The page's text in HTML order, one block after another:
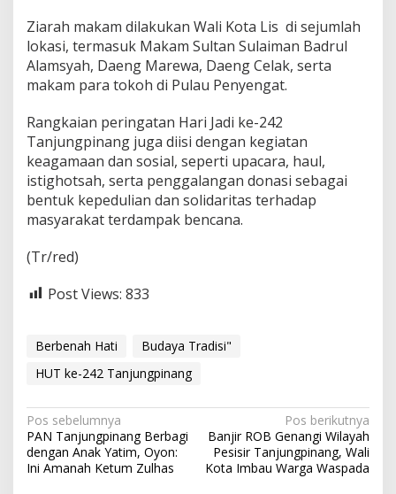
Ziarah makam dilakukan Wali Kota Lis di sejumlah
lokasi, termasuk Makam Sultan Sulaiman Badrul
Alamsyah, Daeng Marewa, Daeng Celak, serta
makam para tokoh di Pulau Penyengat.
Rangkaian peringatan Hari Jadi ke-242
Tanjungpinang juga diisi dengan kegiatan
keagamaan dan sosial, seperti upacara, haul,
istighotsah, serta penggalangan donasi sebagai
bentuk kepedulian dan solidaritas terhadap
masyarakat terdampak bencana.
(Tr/red)
Post Views: 833
Berbenah Hati
Budaya Tradisi"
HUT ke-242 Tanjungpinang
N
a
v
Pos sebelumnya
PAN Tanjungpinang Berbagi
dengan Anak Yatim, Oyon:
Ini Amanah Ketum Zulhas
Pos berikutnya
Banjir ROB Genangi Wilayah
Pesisir Tanjungpinang, Wali
Kota Imbau Warga Waspada